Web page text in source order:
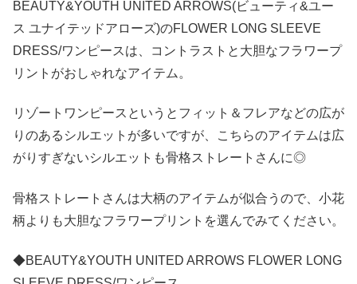
BEAUTY&YOUTH UNITED ARROWS(ビューティ&ユー
ス ユナイテッドアローズ)のFLOWER LONG SLEEVE
DRESS/ワンピースは、コントラストと大胆なフラワープ
リントがおしゃれなアイテム。
リゾートワンピースというとフィット＆フレアなどの広が
りのあるシルエットが多いですが、こちらのアイテムは広
がりすぎないシルエットも骨格ストレートさんに◎
骨格ストレートさんは大柄のアイテムが似合うので、小花
柄よりも大胆なフラワープリントを選んでみてください。
◆BEAUTY&YOUTH UNITED ARROWS FLOWER LONG